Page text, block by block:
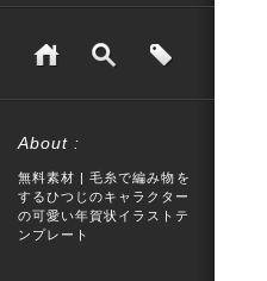
About :
無料素材 | 毛糸で編み物を
するひつじのキャラクター
の可愛い年賀状イラストテ
ンプレート